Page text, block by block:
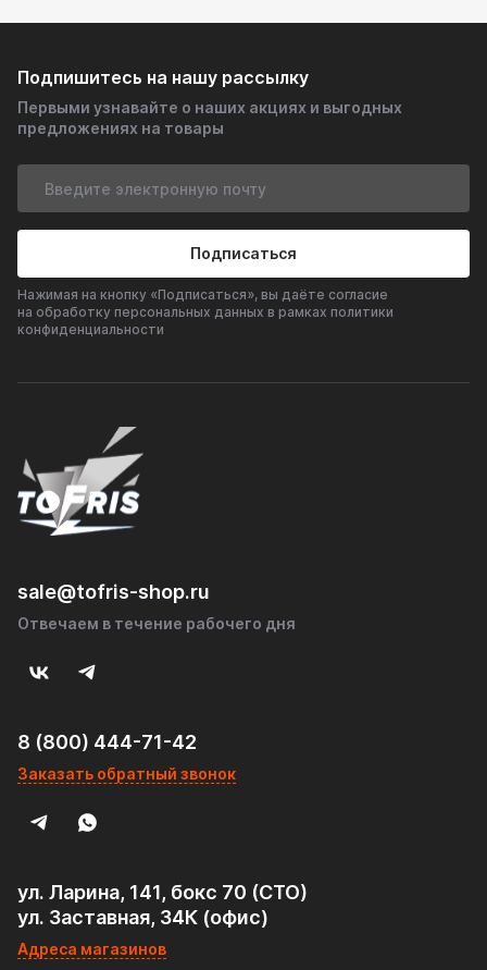
Подпишитесь на нашу рассылку
Первыми узнавайте о наших акциях и выгодных
предложениях на товары
Подписаться
Нажимая на кнопку «Подписаться», вы даёте согласие
на обработку персональных данных в рамках политики
конфиденциальности
sale@tofris-shop.ru
Отвечаем в течение рабочего дня
8 (800) 444-71-42
Заказать обратный звонок
ул. Ларина, 141, бокс 70 (СТО)
ул. Заставная, 34К (офис)
Адреса магазинов